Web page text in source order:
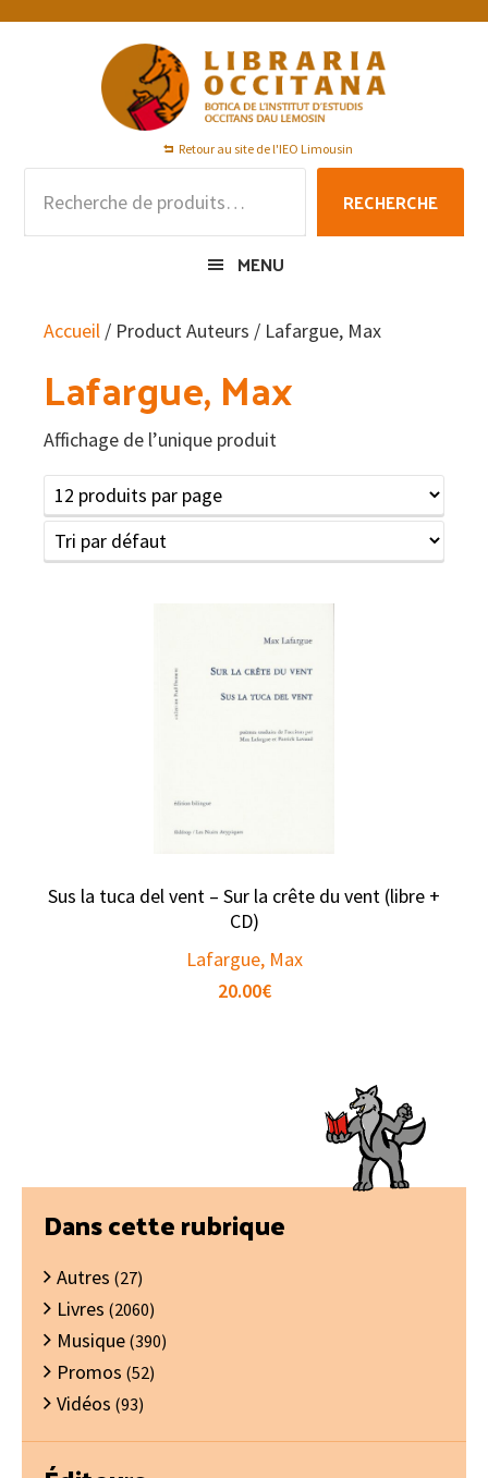
Passer
Passer
Passer
Retour au site de l'IEO Limousin
pour :
RECHERCHE
MENU
Accueil / Product Auteurs / Lafargue, Max
Lafargue, Max
Affichage de l’unique produit
Sus la tuca del vent – Sur la crête du vent (libre +
CD)
Lafargue, Max
20.00€
Barre
latérale
principale
Dans cette rubrique
Autres (27)
Livres (2060)
Musique (390)
Promos (52)
Vidéos (93)